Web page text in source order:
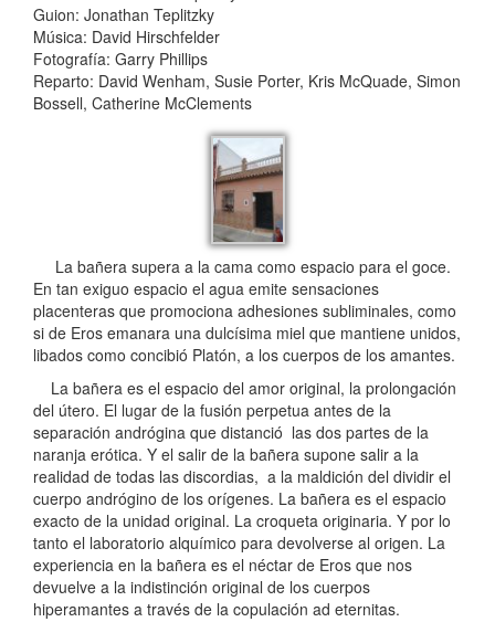
Guion: Jonathan Teplitzky
Música: David Hirschfelder
Fotografía: Garry Phillips
Reparto: David Wenham, Susie Porter, Kris McQuade, Simon
Bossell, Catherine McClements
La bañera supera a la cama como espacio para el goce.
En tan exiguo espacio el agua emite sensaciones
placenteras que promociona adhesiones subliminales, como
si de Eros emanara una dulcísima miel que mantiene unidos,
libados como concibió Platón, a los cuerpos de los amantes.
La bañera es el espacio del amor original, la prolongación
del útero. El lugar de la fusión perpetua antes de la
separación andrógina que distanció las dos partes de la
naranja erótica. Y el salir de la bañera supone salir a la
realidad de todas las discordias, a la maldición del dividir el
cuerpo andrógino de los orígenes. La bañera es el espacio
exacto de la unidad original. La croqueta originaria. Y por lo
tanto el laboratorio alquímico para devolverse al origen. La
experiencia en la bañera es el néctar de Eros que nos
devuelve a la indistinción original de los cuerpos
hiperamantes a través de la copulación ad eternitas.